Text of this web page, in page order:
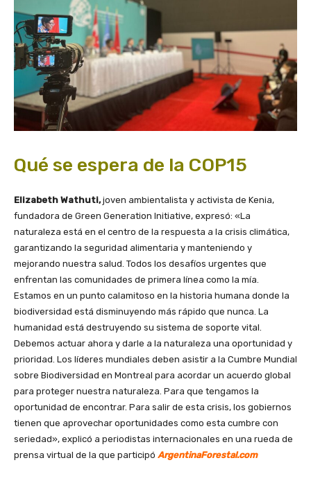
Qué se espera de la COP15
Elizabeth Wathuti,joven ambientalista y activista de Kenia,
fundadora de Green Generation Initiative, expresó: «La
naturaleza está en el centro de la respuesta a la crisis climática,
garantizando la seguridad alimentaria y manteniendo y
mejorando nuestra salud. Todos los desafíos urgentes que
enfrentan las comunidades de primera línea como la mía.
Estamos en un punto calamitoso en la historia humana donde la
biodiversidad está disminuyendo más rápido que nunca. La
humanidad está destruyendo su sistema de soporte vital.
Debemos actuar ahora y darle a la naturaleza una oportunidad y
prioridad. Los líderes mundiales deben asistir a la Cumbre Mundial
sobre Biodiversidad en Montreal para acordar un acuerdo global
para proteger nuestra naturaleza. Para que tengamos la
oportunidad de encontrar. Para salir de esta crisis, los gobiernos
tienen que aprovechar oportunidades como esta cumbre con
seriedad», explicó a periodistas internacionales en una rueda de
prensa virtual de la que participó ArgentinaForestal.com